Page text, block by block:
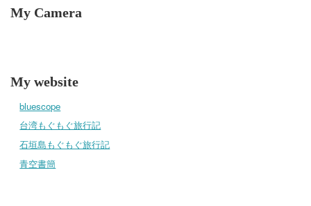
My Camera
My website
bluescope
台湾もぐもぐ旅行記
石垣島もぐもぐ旅行記
青空書簡